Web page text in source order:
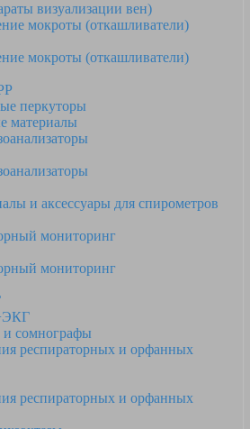
визуализации вен)
мокроты (откашливатели)
мокроты (откашливатели)
перкуторы
материалы
и аксессуары для спирометров
мониторинг
мониторинг
сомнографы
респираторных и орфанных
респираторных и орфанных